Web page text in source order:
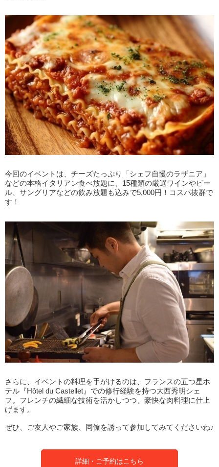
今回のイベントは、チーズたっぷり「シェフ自慢のラザニア」
などの本格イタリアン食べ放題に、15種類の厳選ワインやビー
ル、サングリアなどの飲み放題も込みで5,000円！コスパ抜群で
す！
さらに、イベントの料理を手がけるのは、フランスの五つ星ホ
テル『Hôtel du Castellet』での修行経験を持つ大西秀明シェ
フ。フレンチの繊細な技術を活かしつつ、豪快な肉料理に仕上
げます。
ぜひ、ご友人やご家族、同僚を誘って参加してみてくださいね♪
詳細・ご予約はこちら